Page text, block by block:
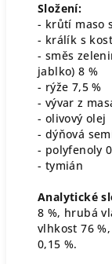
Složení:
- krůtí maso
- králík s
- směs
jablko) 8 %
- rýže 7,5 %
- vývar z
- olivový olej
- dýňová
- polyfenoly
- tymián
Analytické
8 %, hrubá
vlhkost 76
0,15 %.